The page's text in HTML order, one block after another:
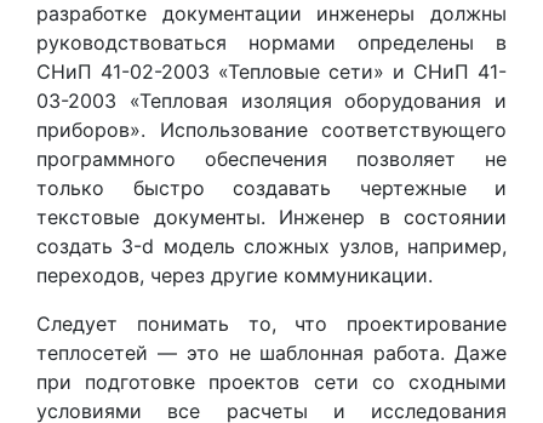
разработке документации инженеры должны
руководствоваться нормами определены в
СНиП 41-02-2003 «Тепловые сети» и СНиП 41-
03-2003 «Тепловая изоляция оборудования и
приборов». Использование соответствующего
программного обеспечения позволяет не
только быстро создавать чертежные и
текстовые документы. Инженер в состоянии
создать 3-d модель сложных узлов, например,
переходов, через другие коммуникации.
Следует понимать то, что проектирование
теплосетей — это не шаблонная работа. Даже
при подготовке проектов сети со сходными
условиями все расчеты и исследования